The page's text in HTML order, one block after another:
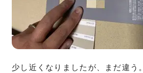
少し近くなりましたが、まだ違う。